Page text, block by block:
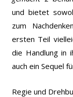
und bietet
zum
ersten Teil
die Handlung in
auch ein Sequel
Regie und